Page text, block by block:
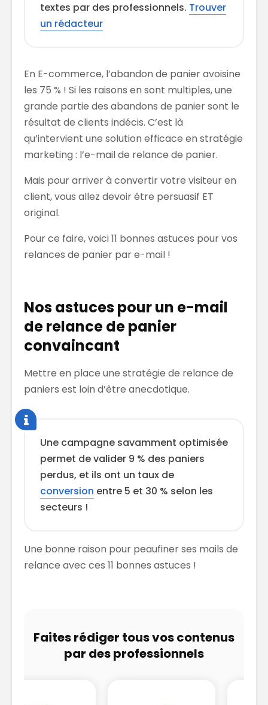
textes par des professionnels. Trouver
un rédacteur
En E-commerce, l’abandon de panier avoisine
les 75 % ! Si les raisons en sont multiples, une
grande partie des abandons de panier sont le
résultat de clients indécis. C’est là
qu’intervient une solution efficace en stratégie
marketing : l’e-mail de relance de panier.
Mais pour arriver à convertir votre visiteur en
client, vous allez devoir être persuasif ET
original.
Pour ce faire, voici 11 bonnes astuces pour vos
relances de panier par e-mail !
Nos astuces pour un e-mail
de relance de panier
convaincant
Mettre en place une stratégie de relance de
paniers est loin d’être anecdotique.
Une campagne savamment optimisée
permet de valider 9 % des paniers
perdus, et ils ont un taux de
conversion entre 5 et 30 % selon les
secteurs !
Une bonne raison pour peaufiner ses mails de
relance avec ces 11 bonnes astuces !
Faites rédiger tous vos contenus
par des professionnels